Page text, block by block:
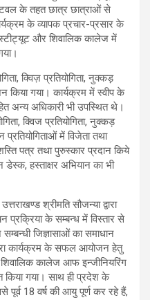
के तहत छात्र छात्राओं से
के व्यापक प्रचार-प्रसार के
और शिवालिक कालेज में
क्विज़ प्रतियोगिता, नुक्कड़
किया गया। कार्यक्रम में स्वीप के
अन्य अधिकारी भी उपस्थित थे।
क्विज प्रतियोगिता, नुक्कड़
में विजेता तथा
पत्र तथा पुरुस्कार प्रदान किये
हस्ताक्षर अभियान का भी
श्रीमति सौजन्या द्वारा
प्रक्रिया के सम्बन्ध में विस्तार से
जिज्ञासाओं का समाधान
कार्यक्रम के सफल आयोजन हेतु
कालेज आफ इन्जीनियरिंग
गया। साथ ही प्रदेश के
18 वर्ष की आयु पूर्ण कर रहे हैं,